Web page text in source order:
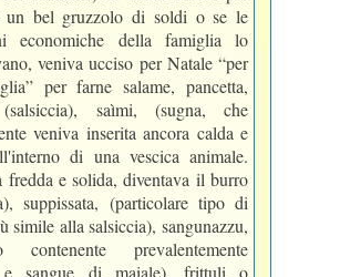
un bel gruzzolo di soldi o se le
economiche della famiglia lo
veniva ucciso per Natale “per
per farne salame, pancetta,
(salsiccia), saìmi, (sugna, che
veniva inserita ancora calda e
di una vescica animale.
fredda e solida, diventava il burro
suppissata, (particolare tipo di
simile alla salsiccia), sangunazzu,
contenente prevalentemente